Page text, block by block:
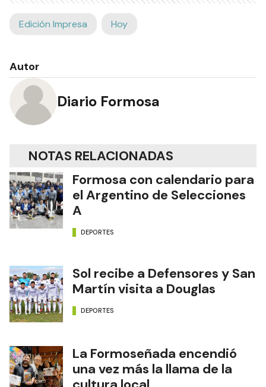
Edición Impresa Hoy
Autor
Diario Formosa
NOTAS RELACIONADAS
Formosa con calendario para
el Argentino de Selecciones
A
DEPORTES
Sol recibe a Defensores y San
Martín visita a Douglas
DEPORTES
La Formoseñada encendió
una vez más la llama de la